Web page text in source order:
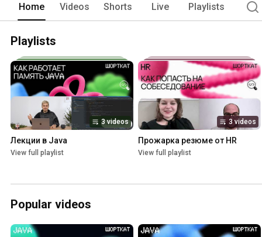
Home Videos Shorts Live Playlists
Playlists
3 videos
Лекции в Java
View full playlist
3 videos
Прожарка резюме от HR
View full playlist
Popular videos